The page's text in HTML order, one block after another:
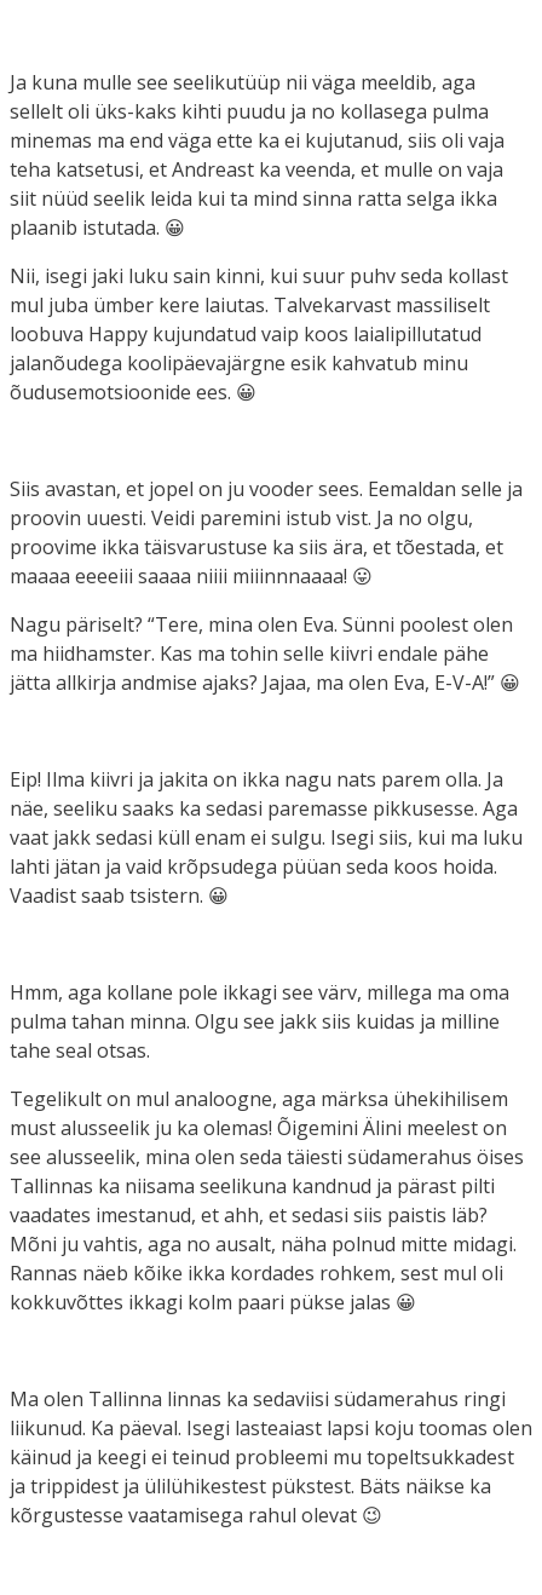
Ja kuna mulle see seelikutüüp nii väga meeldib, aga
sellelt oli üks-kaks kihti puudu ja no kollasega pulma
minemas ma end väga ette ka ei kujutanud, siis oli vaja
teha katsetusi, et Andreast ka veenda, et mulle on vaja
siit nüüd seelik leida kui ta mind sinna ratta selga ikka
plaanib istutada. 😀
Nii, isegi jaki luku sain kinni, kui suur puhv seda kollast
mul juba ümber kere laiutas. Talvekarvast massiliselt
loobuva Happy kujundatud vaip koos laialipillutatud
jalanõudega koolipäevajärgne esik kahvatub minu
õudusemotsioonide ees. 😀
Siis avastan, et jopel on ju vooder sees. Eemaldan selle ja
proovin uuesti. Veidi paremini istub vist. Ja no olgu,
proovime ikka täisvarustuse ka siis ära, et tõestada, et
maaaa eeeeiii saaaa niiii miiinnnaaaa! 😛
Nagu päriselt? “Tere, mina olen Eva. Sünni poolest olen
ma hiidhamster. Kas ma tohin selle kiivri endale pähe
jätta allkirja andmise ajaks? Jajaa, ma olen Eva, E-V-A!” 😀
Eip! Ilma kiivri ja jakita on ikka nagu nats parem olla. Ja
näe, seeliku saaks ka sedasi paremasse pikkusesse. Aga
vaat jakk sedasi küll enam ei sulgu. Isegi siis, kui ma luku
lahti jätan ja vaid krõpsudega püüan seda koos hoida.
Vaadist saab tsistern. 😀
Hmm, aga kollane pole ikkagi see värv, millega ma oma
pulma tahan minna. Olgu see jakk siis kuidas ja milline
tahe seal otsas.
Tegelikult on mul analoogne, aga märksa ühekihilisem
must alusseelik ju ka olemas! Õigemini Älini meelest on
see alusseelik, mina olen seda täiesti südamerahus öises
Tallinnas ka niisama seelikuna kandnud ja pärast pilti
vaadates imestanud, et ahh, et sedasi siis paistis läb?
Mõni ju vahtis, aga no ausalt, näha polnud mitte midagi.
Rannas näeb kõike ikka kordades rohkem, sest mul oli
kokkuvõttes ikkagi kolm paari pükse jalas 😀
Ma olen Tallinna linnas ka sedaviisi südamerahus ringi
liikunud. Ka päeval. Isegi lasteaiast lapsi koju toomas olen
käinud ja keegi ei teinud probleemi mu topeltsukkadest
ja trippidest ja ülilühikestest pükstest. Bäts näikse ka
kõrgustesse vaatamisega rahul olevat 😉